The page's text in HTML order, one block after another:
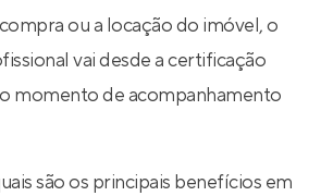
ou a locação do imóvel, o
vai desde a certificação
momento de acompanhamento
são os principais benefícios em